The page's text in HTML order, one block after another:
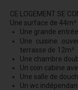
CE LOGEMENT SE
Une surface de
Une grande entrée
Une cuisine
terrasse de 12m²
Une chambre
Un coin cabine
Une salle de
Un wc